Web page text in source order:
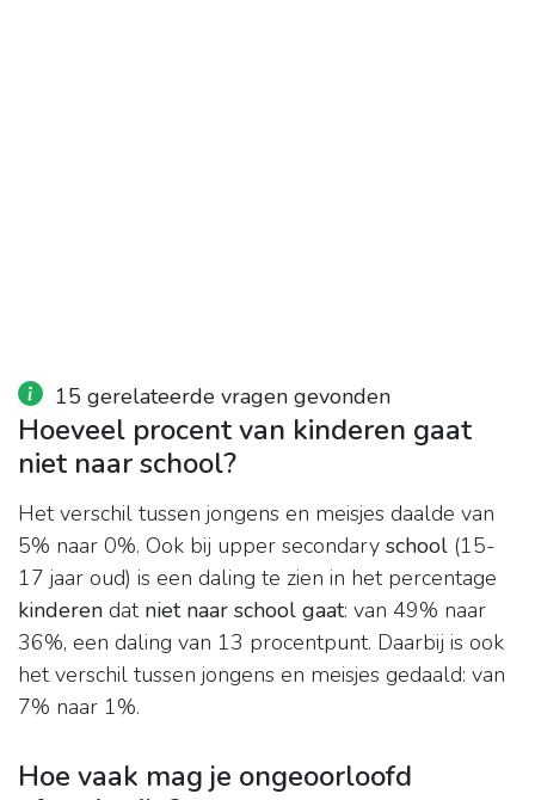
15 gerelateerde vragen gevonden
Hoeveel procent van kinderen gaat
niet naar school?
Het verschil tussen jongens en meisjes daalde van
5% naar 0%. Ook bij upper secondary school (15-
17 jaar oud) is een daling te zien in het percentage
kinderen dat niet naar school gaat: van 49% naar
36%, een daling van 13 procentpunt. Daarbij is ook
het verschil tussen jongens en meisjes gedaald: van
7% naar 1%.
Hoe vaak mag je ongeoorloofd